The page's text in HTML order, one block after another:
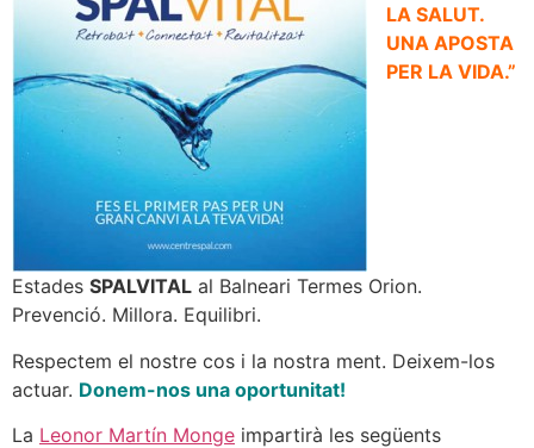
LA SALUT.
UNA APOSTA
PER LA VIDA.”
Estades SPALVITAL al Balneari Termes Orion.
Prevenció. Millora. Equilibri.
Respectem el nostre cos i la nostra ment. Deixem-los
actuar. Donem-nos una oportunitat!
La Leonor Martín Monge impartirà les següents